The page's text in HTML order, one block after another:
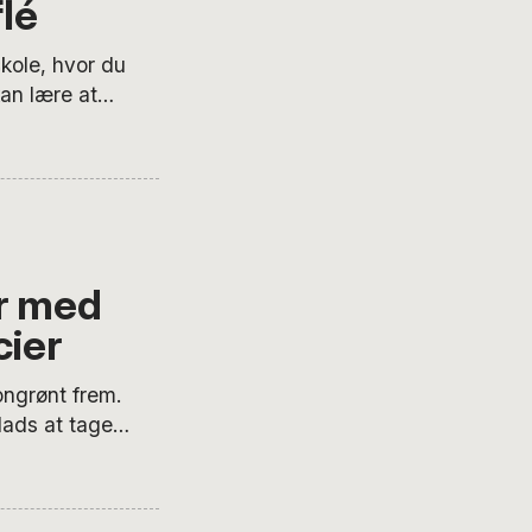
hvor du
lære at
med
frem.
at tage
på den